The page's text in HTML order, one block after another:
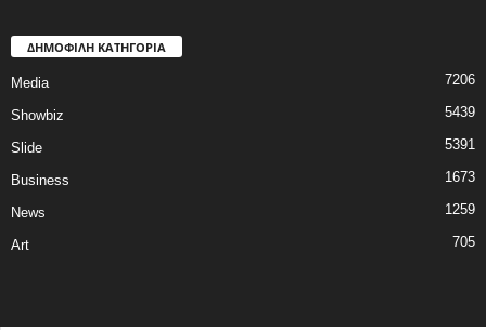
ΔΗΜΟΦΙΛΗ ΚΑΤΗΓΟΡΙΑ
Media 7206
Showbiz 5439
Slide 5391
Business 1673
News 1259
Art 705